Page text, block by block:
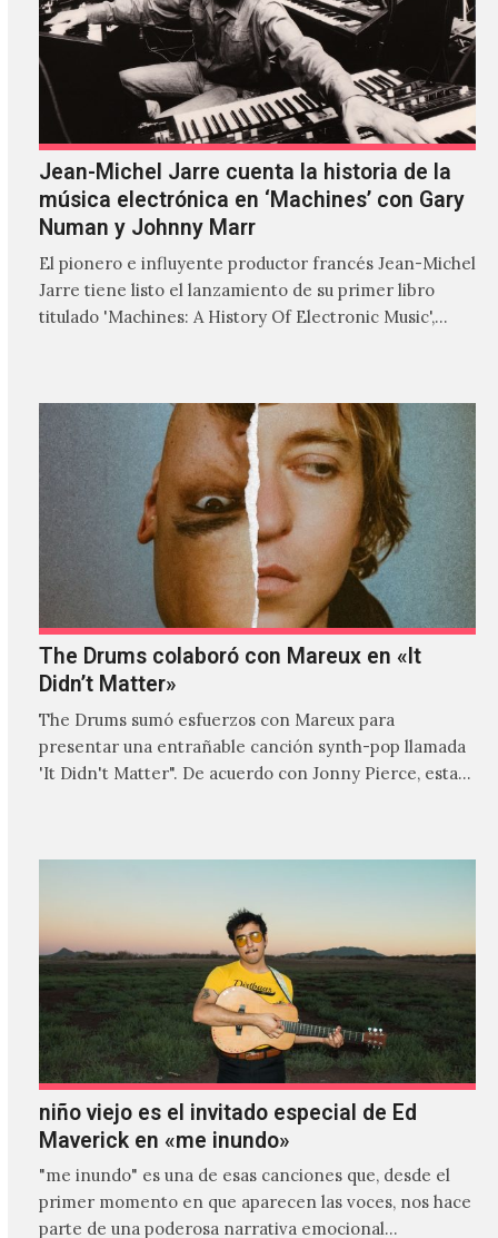
Jean-Michel Jarre cuenta la historia de la
música electrónica en ‘Machines’ con Gary
Numan y Johnny Marr
El pionero e influyente productor francés Jean-Michel
Jarre tiene listo el lanzamiento de su primer libro
titulado 'Machines: A History Of Electronic Music',
The Drums colaboró con Mareux en «It
Didn’t Matter»
The Drums sumó esfuerzos con Mareux para
presentar una entrañable canción synth-pop llamada
'It Didn't Matter". De acuerdo con Jonny Pierce, esta
niño viejo es el invitado especial de Ed
Maverick en «me inundo»
"me inundo" es una de esas canciones que, desde el
primer momento en que aparecen las voces, nos hace
parte de una poderosa narrativa emocional…